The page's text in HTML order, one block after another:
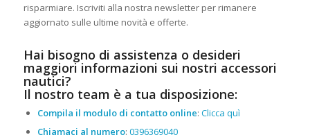
risparmiare. Iscriviti alla nostra newsletter per rimanere
aggiornato sulle ultime novità e offerte.
Hai bisogno di assistenza o desideri
maggiori informazioni sui nostri accessori
nautici?
Il nostro team è a tua disposizione:
Compila il modulo di contatto online: Clicca quì
Chiamaci al numero: 0396369040